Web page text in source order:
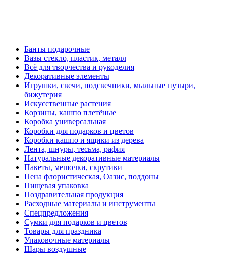
Банты подарочные
Вазы стекло, пластик, металл
Всё для творчества и рукоделия
Декоративные элементы
Игрушки, свечи, подсвечники, мыльные пузыри,
бижутерия
Искусственные растения
Корзины, кашпо плетёные
Коробка универсальная
Коробки для подарков и цветов
Коробки кашпо и ящики из дерева
Лента, шнуры, тесьма, рафия
Натуральные декоративные материалы
Пакеты, мешочки, скрутики
Пена флористическая, Оазис, поддоны
Пищевая упаковка
Поздравительная продукция
Расходные материалы и инструменты
Спецпредложения
Сумки для подарков и цветов
Товары для праздника
Упаковочные материалы
Шары воздушные